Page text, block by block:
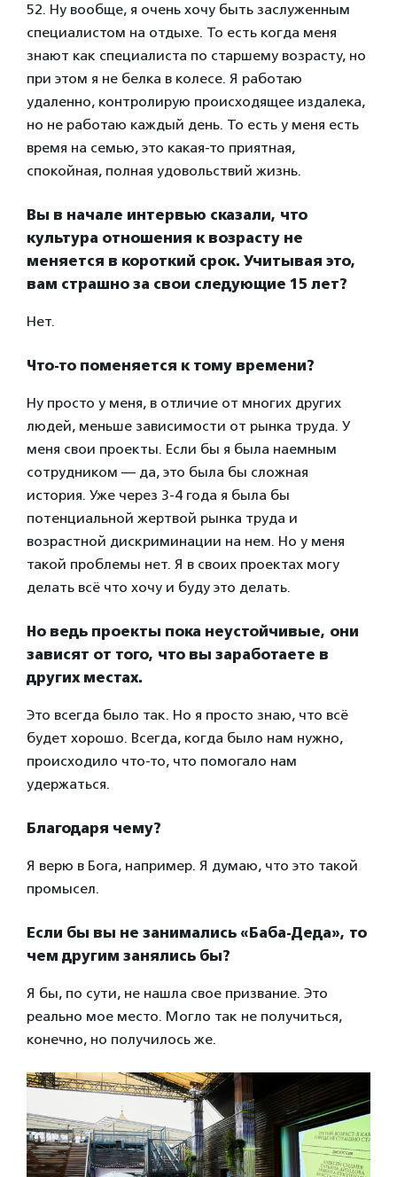
52. Ну вообще, я очень хочу быть заслуженным
специалистом на отдыхе. То есть когда меня
знают как специалиста по старшему возрасту, но
при этом я не белка в колесе. Я работаю
удаленно, контролирую происходящее издалека,
но не работаю каждый день. То есть у меня есть
время на семью, это какая-то приятная,
спокойная, полная удовольствий жизнь.
Вы в начале интервью сказали, что
культура отношения к возрасту не
меняется в короткий срок. Учитывая это,
вам страшно за свои следующие 15 лет?
Нет.
Что-то поменяется к тому времени?
Ну просто у меня, в отличие от многих других
людей, меньше зависимости от рынка труда. У
меня свои проекты. Если бы я была наемным
сотрудником — да, это была бы сложная
история. Уже через 3-4 года я была бы
потенциальной жертвой рынка труда и
возрастной дискриминации на нем. Но у меня
такой проблемы нет. Я в своих проектах могу
делать всё что хочу и буду это делать.
Но ведь проекты пока неустойчивые, они
зависят от того, что вы заработаете в
других местах.
Это всегда было так. Но я просто знаю, что всё
будет хорошо. Всегда, когда было нам нужно,
происходило что-то, что помогало нам
удержаться.
Благодаря чему?
Я верю в Бога, например. Я думаю, что это такой
промысел.
Если бы вы не занимались «Баба-Деда», то
чем другим занялись бы?
Я бы, по сути, не нашла свое призвание. Это
реально мое место. Могло так не получиться,
конечно, но получилось же.